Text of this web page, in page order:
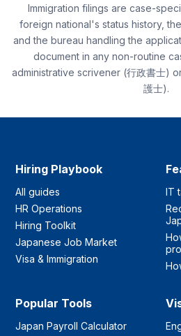
Immigration filings are case-
foreign national's status history,
and the bureau handling the
document in any non-routine
administrative scrivener (行政書士)
護士).
Hiring Playbook
All guides
HR Operations
Hiring Toolkit
Japanese Job Market
Visa & Immigration
IT
Popular Tools
Japan Payroll Calculator